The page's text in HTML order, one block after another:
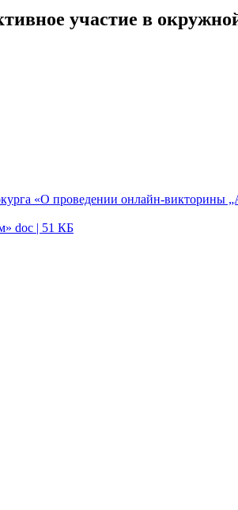
участие в
«О проведении онлайн-викторины
doc | 51 КБ